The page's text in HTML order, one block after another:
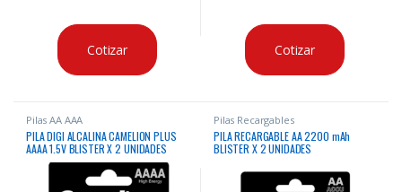
Cotizar Cotizar
Pilas AA AAA
PILA DIGI ALCALINA CAMELION PLUS
AAAA 1.5V BLISTER X 2 UNIDADES
Pilas Recargables
PILA RECARGABLE AA 2200 mAh
BLISTER X 2 UNIDADES